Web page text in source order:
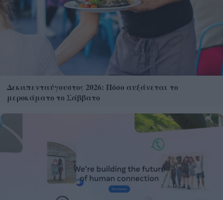
Δεκαπενταύγουστος 2026: Πόσο αυξάνεται το
μεροκάματο το Σάββατο